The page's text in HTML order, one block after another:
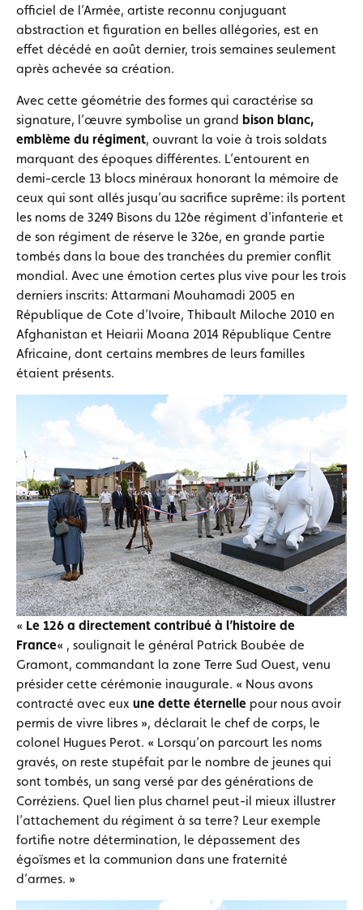
officiel de l’Armée, artiste reconnu conjuguant
abstraction et figuration en belles allégories, est en
effet décédé en août dernier, trois semaines seulement
après achevée sa création.
Avec cette géométrie des formes qui caractérise sa
signature, l’œuvre symbolise un grand bison blanc,
emblème du régiment, ouvrant la voie à trois soldats
marquant des époques différentes. L’entourent en
demi-cercle 13 blocs minéraux honorant la mémoire de
ceux qui sont allés jusqu’au sacrifice suprême: ils portent
les noms de 3249 Bisons du 126e régiment d’infanterie et
de son régiment de réserve le 326e, en grande partie
tombés dans la boue des tranchées du premier conflit
mondial. Avec une émotion certes plus vive pour les trois
derniers inscrits: Attarmani Mouhamadi 2005 en
République de Cote d’Ivoire, Thibault Miloche 2010 en
Afghanistan et Heiarii Moana 2014 République Centre
Africaine, dont certains membres de leurs familles
étaient présents.
« Le 126 a directement contribué à l’histoire de
France« , soulignait le général Patrick Boubée de
Gramont, commandant la zone Terre Sud Ouest, venu
présider cette cérémonie inaugurale. « Nous avons
contracté avec eux une dette éternelle pour nous avoir
permis de vivre libres », déclarait le chef de corps, le
colonel Hugues Perot. « Lorsqu’on parcourt les noms
gravés, on reste stupéfait par le nombre de jeunes qui
sont tombés, un sang versé par des générations de
Corréziens. Quel lien plus charnel peut-il mieux illustrer
l’attachement du régiment à sa terre? Leur exemple
fortifie notre détermination, le dépassement des
égoïsmes et la communion dans une fraternité
d’armes. »